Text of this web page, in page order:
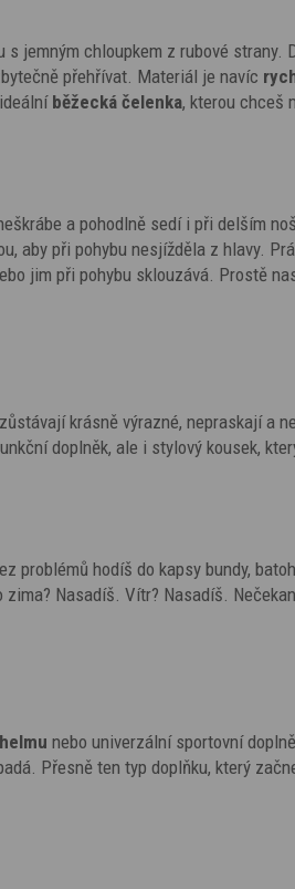
jemným chloupkem z rubové strany.
přehřívat. Materiál je navíc
běžecká čelenka, kterou chceš
a pohodlně sedí i při delším
aby při pohybu nesjížděla z hlavy.
jim při pohybu sklouzává. Prostě
krásně výrazné, nepraskají a
doplněk, ale i stylový kousek,
problémů hodíš do kapsy bundy,
Nasadíš. Vítr? Nasadíš.
nebo univerzální sportovní
Přesně ten typ doplňku, který